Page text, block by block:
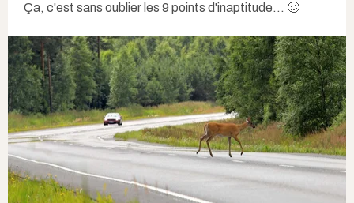
Ça, c'est sans oublier les 9 points d'inaptitude... 🥴